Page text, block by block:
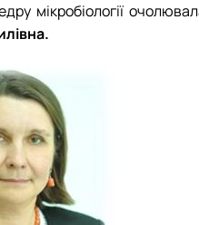
мікробіології